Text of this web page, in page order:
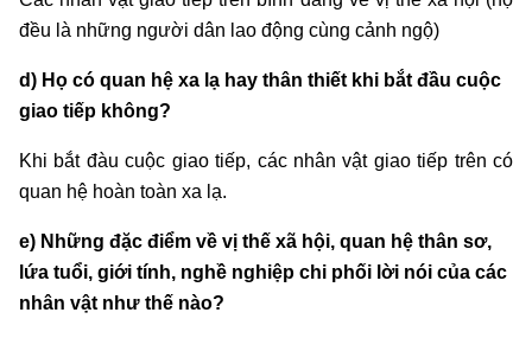
đều là những người dân lao động cùng cảnh ngộ)
d) Họ có quan hệ xa lạ hay thân thiết khi bắt đầu cuộc
giao tiếp không?
Khi bắt đàu cuộc giao tiếp, các nhân vật giao tiếp trên có
quan hệ hoàn toàn xa lạ.
e) Những đặc điểm về vị thế xã hội, quan hệ thân sơ,
lứa tuổi, giới tính, nghề nghiệp chi phối lời nói của các
nhân vật như thế nào?